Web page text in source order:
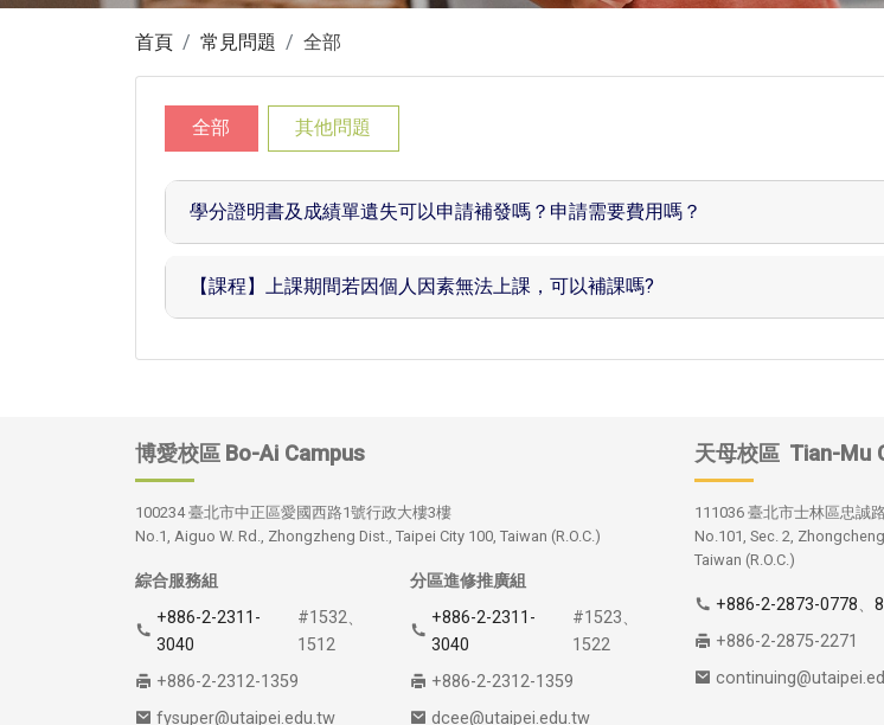
首頁 常見問題 全部
全部 其他問題
學分證明書及成績單遺失可以申請補發嗎？申請需要費用嗎？
【課程】上課期間若因個人因素無法上課，可以補課嗎?
博愛校區 Bo-Ai Campus
100234 臺北市中正區愛國西路1號行政大樓3樓
No.1, Aiguo W. Rd., Zhongzheng Dist., Taipei City 100, Taiwan (R.O.C.)
綜合服務組
+886-2-2311-
3040
#1532、
1512
+886-2-2312-1359
fysuper@utaipei.edu.tw
分區進修推廣組
+886-2-2311-
3040
#1523、
1522
+886-2-2312-1359
dcee@utaipei.edu.tw
天母校區 Tian-Mu
111036 臺北市士林區忠誠
No.101, Sec. 2,
Taiwan (R.O.C.)
+886-2-2873-0778、
+886-2-2875-2271